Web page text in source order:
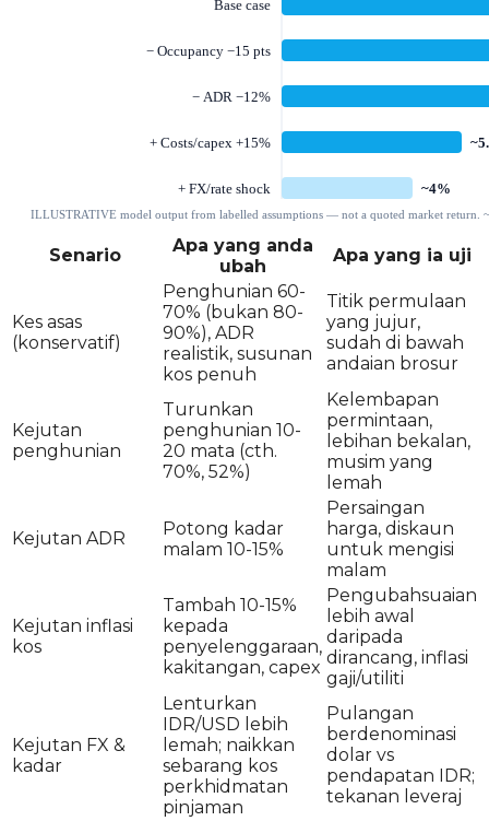
Senario
Apa yang anda
ubah
Apa yang ia uji
Kes asas
(konservatif)
Penghunian 60-
70% (bukan 80-
90%), ADR
realistik, susunan
kos penuh
Titik permulaan
yang jujur,
sudah di bawah
andaian brosur
Kejutan
penghunian
Turunkan
penghunian 10-
20 mata (cth.
70%, 52%)
Kelembapan
permintaan,
lebihan bekalan,
musim yang
lemah
Kejutan ADR
Potong kadar
malam 10-15%
Persaingan
harga, diskaun
untuk mengisi
malam
Kejutan inflasi
kos
Tambah 10-15%
kepada
penyelenggaraan,
kakitangan, capex
Pengubahsuaian
lebih awal
daripada
dirancang, inflasi
gaji/utiliti
Kejutan FX &
kadar
Lenturkan
IDR/USD lebih
lemah; naikkan
sebarang kos
perkhidmatan
pinjaman
Pulangan
berdenominasi
dolar vs
pendapatan IDR;
tekanan leveraj